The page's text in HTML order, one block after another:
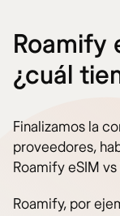
Roamify
¿cuál
Finalizamos la
proveedores,
Roamify eSIM vs
Roamify, por